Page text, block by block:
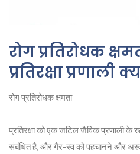
रोग प्रतिरोधक
प्रतिरक्षा प्रणाली
रोग प्रतिरोधक क्षमता
प्रतिरक्षा को एक जटिल जैविक प्रणाली के
संबंधित है, और गैर-स्व को पहचानने और